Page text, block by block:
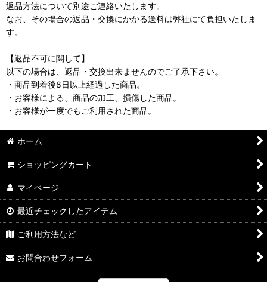
返品方法について別途ご連絡いたします。
なお、その場合の返品・交換にかかる送料は弊社にて負担いたしま
す。
【返品不可に関して】
以下の場合は、返品・交換出来ませんのでご了承下さい。
・商品到着後8日以上経過した商品。
・お客様による、商品の加工、損傷した商品。
・お客様が一度でもご利用された商品。
ホーム
ショッピングカート
マイページ
最近チェックしたアイテム
ご利用方法など
お問合わせフォーム